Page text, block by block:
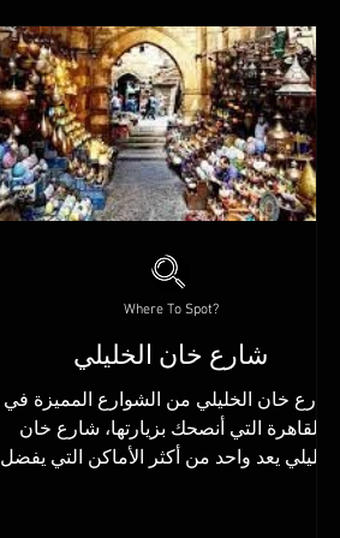
شارع خان الخليلي
شارع خان الخليلي من الشوارع المميزة في
القاهرة التي أنصحك بزيارتها، شارع خان
الخليلي يعد واحد من أكثر الأماكن التي يفضل
Where To Spot?